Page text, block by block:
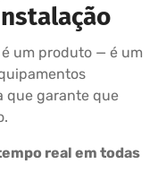
um produto — é um
que garante que
real em todas